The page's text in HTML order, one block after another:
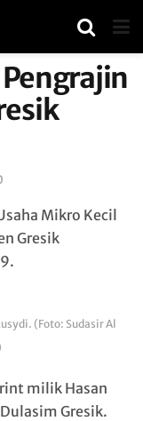
Mikro Kecil
Gresik
(Foto: Sudasir Al
milik Hasan
Gresik.